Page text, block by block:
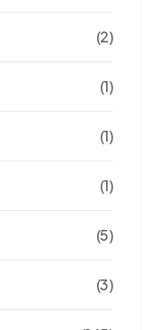
(2)
(1)
(1)
(1)
(5)
(3)